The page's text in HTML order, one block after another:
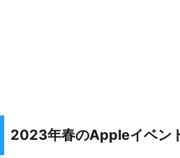
2023年春のAppleイベン